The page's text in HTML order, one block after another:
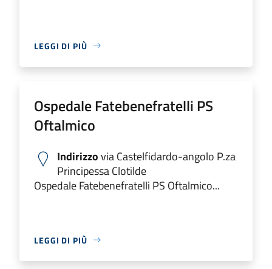
LEGGI DI PIÙ
Ospedale Fatebenefratelli PS
Oftalmico
Indirizzovia Castelfidardo-angolo P.za
Principessa Clotilde
Ospedale Fatebenefratelli PS Oftalmico...
LEGGI DI PIÙ